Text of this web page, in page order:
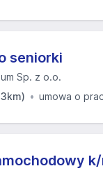
seniorki
Sp. z o.o.
umowa o